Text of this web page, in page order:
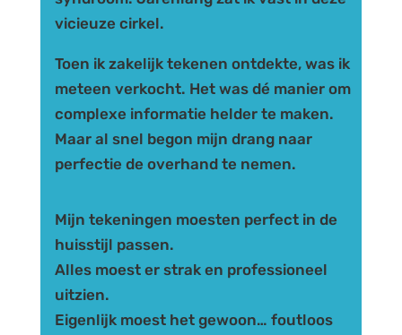
vicieuze cirkel.
Toen ik zakelijk tekenen ontdekte, was ik
meteen verkocht. Het was dé manier om
complexe informatie helder te maken.
Maar al snel begon mijn drang naar
perfectie de overhand te nemen.
Mijn tekeningen moesten perfect in de
huisstijl passen.
Alles moest er strak en professioneel
uitzien.
Eigenlijk moest het gewoon… foutloos